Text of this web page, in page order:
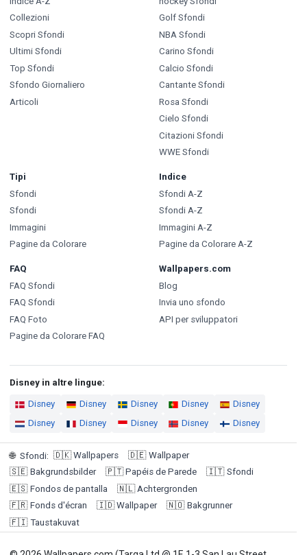
Collezioni
Scopri Sfondi
Ultimi Sfondi
Top Sfondi
Sfondo Giornaliero
Articoli
Golf Sfondi
NBA Sfondi
Carino Sfondi
Calcio Sfondi
Cantante Sfondi
Rosa Sfondi
Cielo Sfondi
Citazioni Sfondi
WWE Sfondi
Tipi
Sfondi
Sfondi
Immagini
Pagine da Colorare
Indice
Sfondi A-Z
Sfondi A-Z
Immagini A-Z
Pagine da Colorare A-Z
FAQ
FAQ Sfondi
FAQ Sfondi
FAQ Foto
Pagine da Colorare FAQ
Wallpapers.com
Blog
Invia uno sfondo
API per sviluppatori
Disney in altre lingue:
Disney Disney Disney Disney
Disney
Disney
Disney Disney Disney Disney
🌐 Sfondi: 🇩🇰 Wallpapers 🇩🇪 Wallpaper
🇸🇪 Bakgrundsbilder 🇵🇹 Papéis de Parede 🇮🇹 Sfondi
🇪🇸 Fondos de pantalla 🇳🇱 Achtergronden
🇫🇷 Fonds d'écran 🇮🇩 Wallpaper 🇳🇴 Bakgrunner
🇫🇮 Taustakuvat